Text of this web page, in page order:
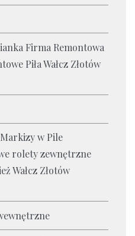
Firma Remontowa
Piła Wałcz Złotów
w Pile
rolety zewnętrzne
Wałcz Złotów